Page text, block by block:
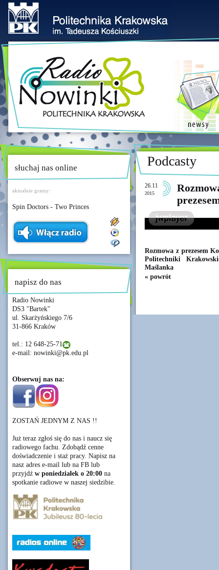
słuchaj nas online
aktualnie gramy:
Spin Doctors - Two Princes
napisz do nas
Radio Nowinki
DS3 "Bartek"
ul. Skarżyńskiego 7/6
31-866 Kraków
tel.: 12 648-25-71
e-mail: nowinki@pk.edu.pl
Obserwuj nas na:
ZOSTAŃ JEDNYM Z NAS !!
Już teraz zgłoś się do nas i naucz się
radiowego fachu. Zdobądź cenne
doświadczenie i staż pracy. Napisz na
nasz adres e-mail lub na FB lub
przyjdź w poniedziałek o 20:00 na
spotkanie radiowe w naszej siedzibie.
Podcasty
26.11
2015
Rozmowa z prezesem
Politechniki
Maślanka
« powrót